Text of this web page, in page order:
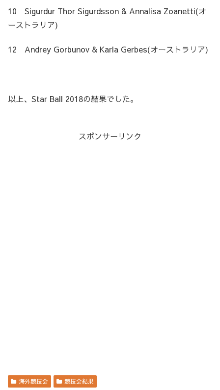
10 Sigurdur Thor Sigurdsson & Annalisa Zoanetti(オ
ーストラリア)
12 Andrey Gorbunov & Karla Gerbes(オーストラリア)
以上、Star Ball 2018の結果でした。
スポンサーリンク
海外競技会 競技会結果